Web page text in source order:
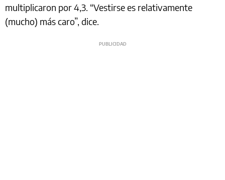
multiplicaron por 4,3. “Vestirse es relativamente
(mucho) más caro”, dice.